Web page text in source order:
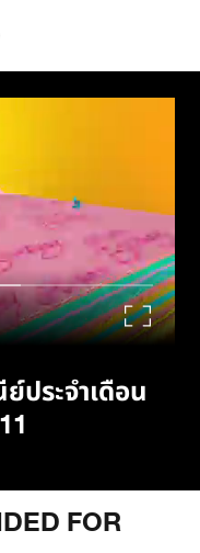
ำเดือนมิถุนายน
ประจำเดือน
FOR